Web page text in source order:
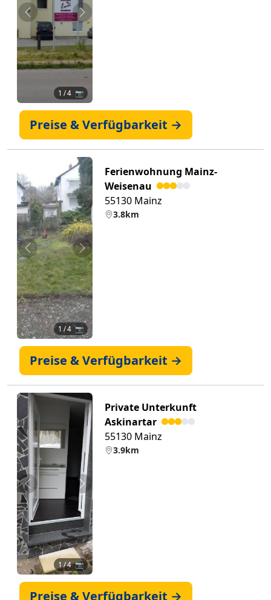
Zurück Weiter
1 / 4 📷
Preise & Verfügbarkeit →
Zurück Weiter
1 / 4 📷
Ferienwohnung Mainz-
Weisenau
55130 Mainz
3.8km
Preise & Verfügbarkeit →
Zurück Weiter
1 / 4 📷
Private Unterkunft
Askinartar
55130 Mainz
3.9km
Preise & Verfügbarkeit →